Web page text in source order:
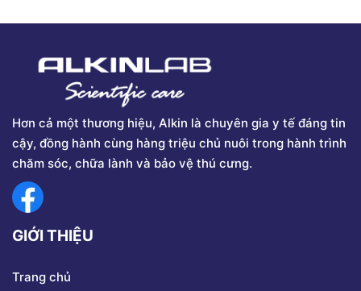
Hơn cả một thương hiệu, Alkin là chuyên gia y tế đáng tin
cậy, đồng hành cùng hàng triệu chủ nuôi trong hành trình
chăm sóc, chữa lành và bảo vệ thú cưng.
GIỚI THIỆU
Trang chủ